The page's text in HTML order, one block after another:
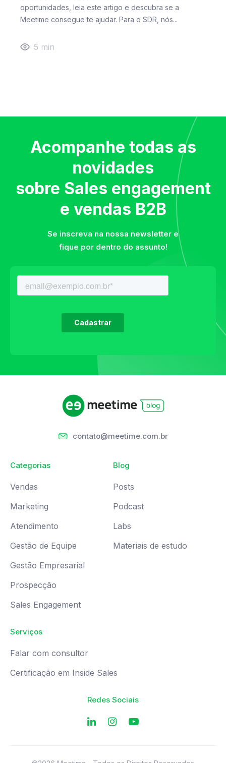
oportunidades, leia este artigo e descubra se a
Meetime consegue te ajudar. Para o SDR, nós...
5 min
Acompanhe todas as
novidades
sobre Sales engagement
e vendas B2B
Se inscreva na nossa newsletter e
fique por dentro do assunto!
contato@meetime.com.br
Categorias
Vendas
Marketing
Atendimento
Gestão de Equipe
Gestão Empresarial
Prospecção
Sales Engagement
Blog
Posts
Podcast
Labs
Materiais de estudo
Serviços
Falar com consultor
Certificação em Inside Sales
Redes Sociais